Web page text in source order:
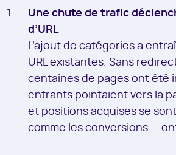
Une chute de trafic
d’URL
L’ajout de catégories a
URL existantes. Sans
centaines de pages ont été
entrants pointaient vers la
et positions acquises se
comme les conversions —